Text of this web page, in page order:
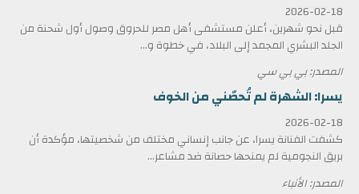
2026-02-18
قبل نحو شهرين، أعلن مستشفى أهل مصر للحروق وصول أول شحنة من
الجلد البشري المجمد إلى البلاد، في خطوة و...
المصدر: بي بي سي
يسرا: الشهرة لم تُحصّني من الخوف
2026-02-18
كشفت الفنانة يسرا، عن جانب إنساني مختلف من شخصيتها، مؤكدة أن
بريق النجومية لم يمنحها حصانة ضد مشاعر...
المصدر: الأنباء